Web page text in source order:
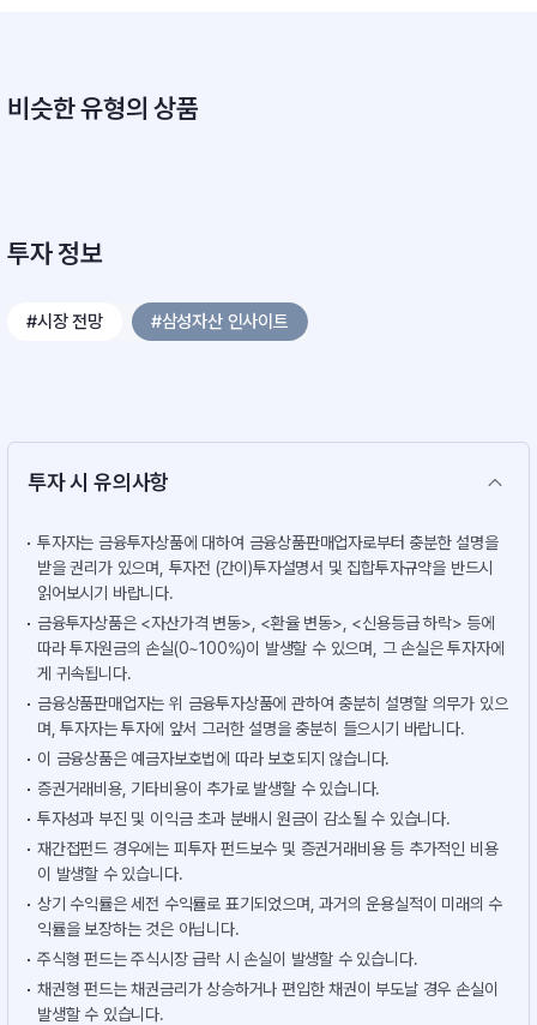
비슷한 유형의 상품
투자 정보
#시장 전망 #삼성자산 인사이트
투자 시 유의사항
투자자는 금융투자상품에 대하여 금융상품판매업자로부터 충분한 설명을
받을 권리가 있으며, 투자전 (간이)투자설명서 및 집합투자규약을 반드시
읽어보시기 바랍니다.
금융투자상품은 <자산가격 변동>, <환율 변동>, <신용등급 하락> 등에
따라 투자원금의 손실(0~100%)이 발생할 수 있으며, 그 손실은 투자자에
게 귀속됩니다.
금융상품판매업자는 위 금융투자상품에 관하여 충분히 설명할 의무가 있으
며, 투자자는 투자에 앞서 그러한 설명을 충분히 들으시기 바랍니다.
이 금융상품은 예금자보호법에 따라 보호되지 않습니다.
증권거래비용, 기타비용이 추가로 발생할 수 있습니다.
투자성과 부진 및 이익금 초과 분배시 원금이 감소될 수 있습니다.
재간접펀드 경우에는 피투자 펀드보수 및 증권거래비용 등 추가적인 비용
이 발생할 수 있습니다.
상기 수익률은 세전 수익률로 표기되었으며, 과거의 운용실적이 미래의 수
익률을 보장하는 것은 아닙니다.
주식형 펀드는 주식시장 급락 시 손실이 발생할 수 있습니다.
채권형 펀드는 채권금리가 상승하거나 편입한 채권이 부도날 경우 손실이
발생할 수 있습니다.